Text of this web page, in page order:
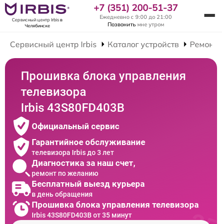
Сервисный центр Irbisв
Челябинске
+7 (351) 200-51-37
Ежедневно с 9:00 до 21:00
Позвонить мне утром
Сервисный центр Irbis Каталог устройств Ремонт
Прошивка блока управления
телевизора
Irbis 43S80FD403B
Официальный сервис
Гарантийное обслуживание
телевизора Irbis до 3 лет
Диагностика за наш счет,
ремонт по желанию
Бесплатный выезд курьера
в день обращения
Прошивка блока управления телевизора
Irbis 43S80FD403B от 35 минут